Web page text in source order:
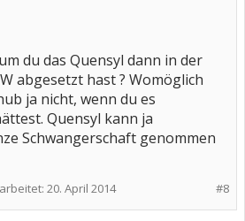
du das Quensyl dann in der
abgesetzt hast ? Womöglich
ja nicht, wenn du es
Quensyl kann ja
Schwangerschaft genommen
#8
20. April 2014